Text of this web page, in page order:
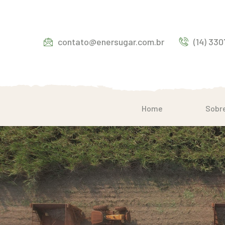
contato@enersugar.com.br (14)
Home